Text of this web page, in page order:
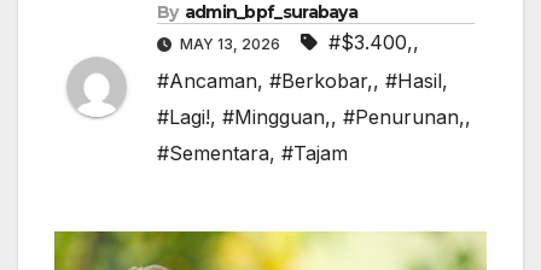
By admin_bpf_surabaya
MAY 13, 2026 #$3.400,,
#Ancaman, #Berkobar,, #Hasil,
#Lagi!, #Mingguan,, #Penurunan,,
#Sementara, #Tajam